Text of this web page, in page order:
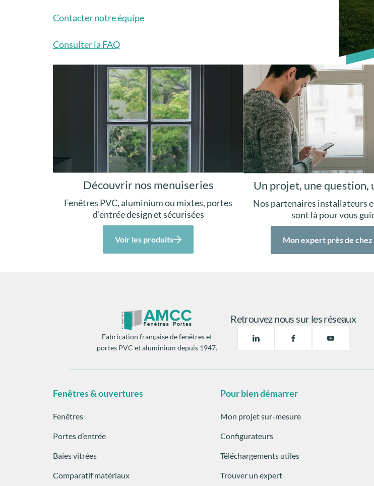
Contacter notre équipe
Consulter la FAQ
Découvrir nos menuiseries
Fenêtres PVC, aluminium ou mixtes, portes
d’entrée design et sécurisées
Voir les produits
Un projet, une question,
Nos partenaires installateurs
sont là pour vous
Mon expert près de chez
Fabrication française de fenêtres et
portes PVC et aluminium depuis 1947.
Retrouvez nous sur les réseaux
Fenêtres & ouvertures
Fenêtres
Portes d’entrée
Baies vitrées
Comparatif matériaux
Pour bien démarrer
Mon projet sur-mesure
Configurateurs
Téléchargements utiles
Trouver un expert